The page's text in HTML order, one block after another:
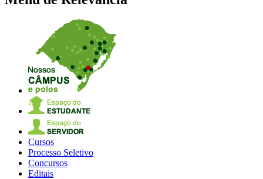
Cursos
Processo Seletivo
Concursos
Editais